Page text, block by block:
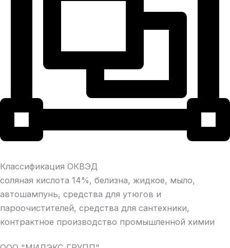
Классификация ОКВЭД
соляная кислота 14%, белизна, жидкое, мыло,
автошампунь, средства для утюгов и
пароочистителей, средства для сантехники,
контрактное производство промышленной химии